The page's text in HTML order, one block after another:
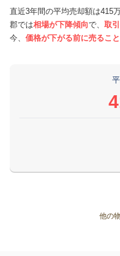
直近3年間の平均売却額は415
郡では相場が下降傾向で、 取
今、 価格が下がる前に売ること
他の